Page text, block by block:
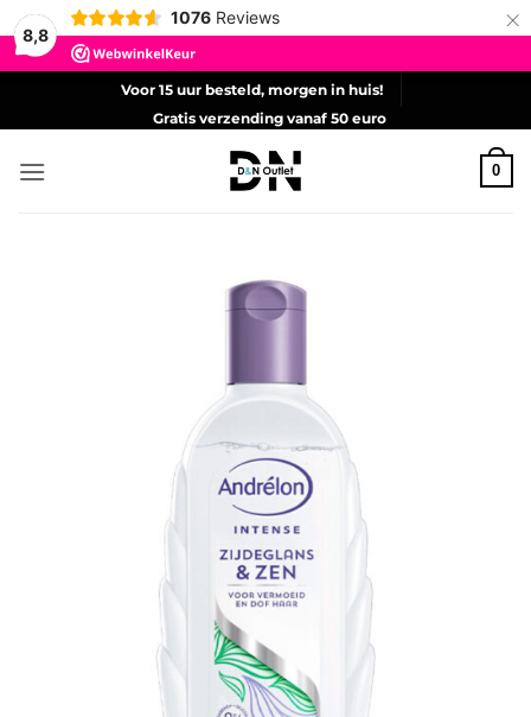
8,8
1076 Reviews ×
Voor 15 uur besteld, morgen in huis!
Gratis verzending vanaf 50 euro
0